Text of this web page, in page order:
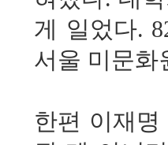
게 일었다.
서울 미문화
한편 이재